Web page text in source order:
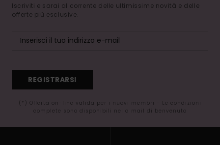
Iscriviti e sarai al corrente delle ultimissime novità e delle
offerte più esclusive.
REGISTRARSI
(*) Offerta on-line valida per i nuovi membri - Le condizioni
complete sono disponibili nella mail di benvenuto